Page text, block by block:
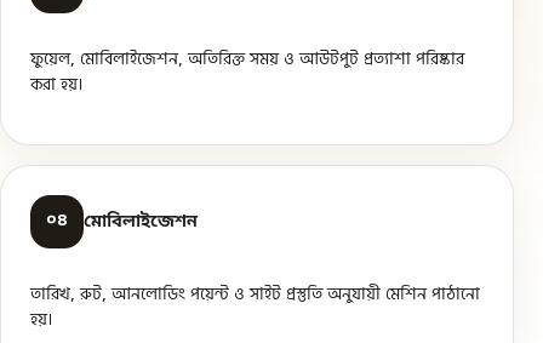
ফুয়েল, মোবিলাইজেশন, অতিরিক্ত সময় ও আউটপুট প্রত্যাশা পরিষ্কার
করা হয়।
০৪ মোবিলাইজেশন
তারিখ, রুট, আনলোডিং পয়েন্ট ও সাইট প্রস্তুতি অনুযায়ী মেশিন পাঠানো
হয়।